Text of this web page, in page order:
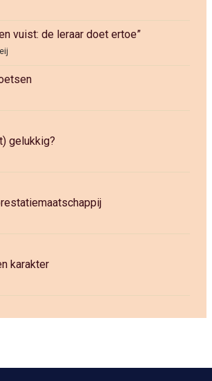
vuist: de leraar doet ertoe”
gelukkig?
karakter